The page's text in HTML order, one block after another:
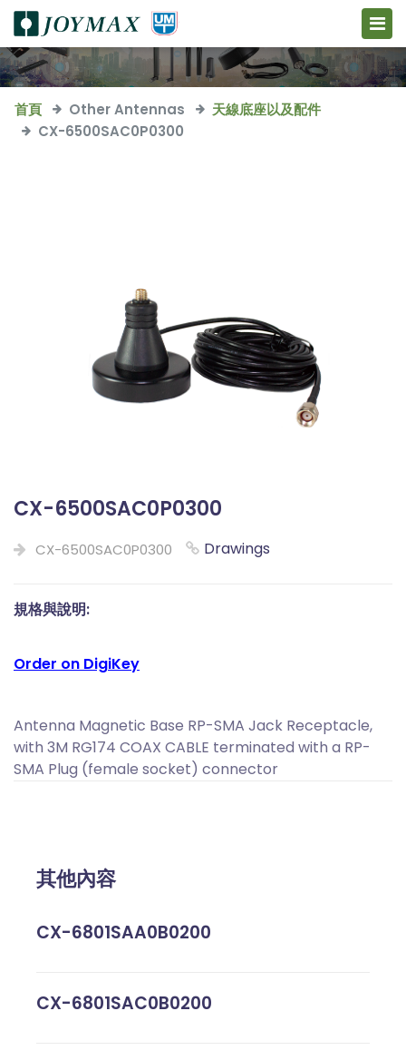
首頁 Other Antennas
天線底座以及配件
CX-6500SAC0P0300
CX-6500SAC0P0300
CX-6500SAC0P0300 Drawings
規格與說明:
Order on DigiKey
Antenna Magnetic Base RP-SMA Jack Receptacle,
with 3M RG174 COAX CABLE terminated with a RP-
SMA Plug (female socket) connector
其他內容
CX-6801SAA0B0200
CX-6801SAC0B0200